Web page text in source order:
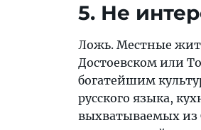
5. Не
Ложь. Местные
Достоевском или
богатейшим
русского языка,
выхватываемых из